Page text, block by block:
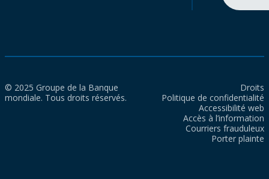
© 2025 Groupe de la Banque
mondiale. Tous droits réservés.
Droits
Politique de confidentialité
Accessibilité web
Accès à l’information
Courriers frauduleux
Porter plainte